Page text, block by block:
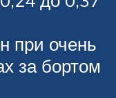
при очень
за бортом